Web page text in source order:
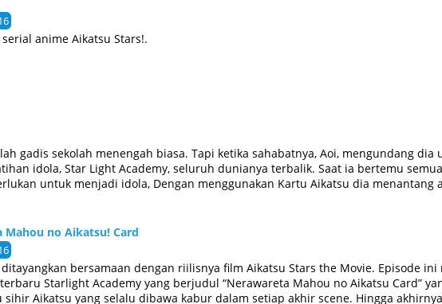
anime Aikatsu Stars!.
gadis sekolah menengah biasa. Tapi ketika sahabatnya, Aoi, mengundang dia
idola, Star Light Academy, seluruh dunianya terbalik. Saat ia bertemu
untuk menjadi idola, Dengan menggunakan Kartu Aikatsu dia menantang
no Aikatsu! Card
bersamaan dengan riilisnya film Aikatsu Stars the Movie. Episode ini
Starlight Academy yang berjudul “Nerawareta Mahou no Aikatsu Card”
Aikatsu yang selalu dibawa kabur dalam setiap akhir scene. Hingga